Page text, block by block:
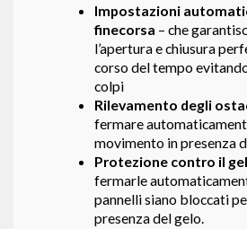
Impostazioni
finecorsa – che
l’apertura e chiusura
corso del tempo
colpi
Rilevamento degli
fermare
movimento in presenza
Protezione contro il
fermarle
pannelli siano bloccati
presenza del gelo.